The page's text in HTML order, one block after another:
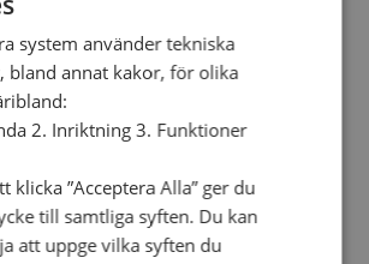
– personalförbundet
tjänster
system använder tekniska
bland annat kakor, för olika
2. Inriktning 3. Funktioner
klicka ”Acceptera Alla” ger du
till samtliga syften. Du kan
att uppge vilka syften du